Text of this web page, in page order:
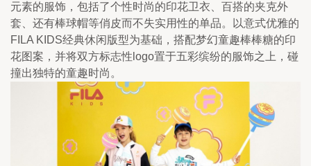
元素的服饰，包括了个性时尚的印花卫衣、百搭的夹克外
套、还有棒球帽等俏皮而不失实用性的单品。以意式优雅的
FILA KIDS经典休闲版型为基础，搭配梦幻童趣棒棒糖的印
花图案，并将双方标志性logo置于五彩缤纷的服饰之上，碰
撞出独特的童趣时尚。